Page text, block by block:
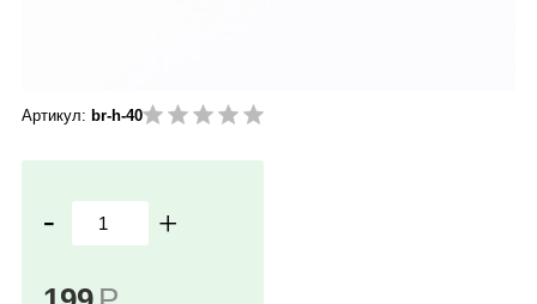
Артикул: br-h-40
- +